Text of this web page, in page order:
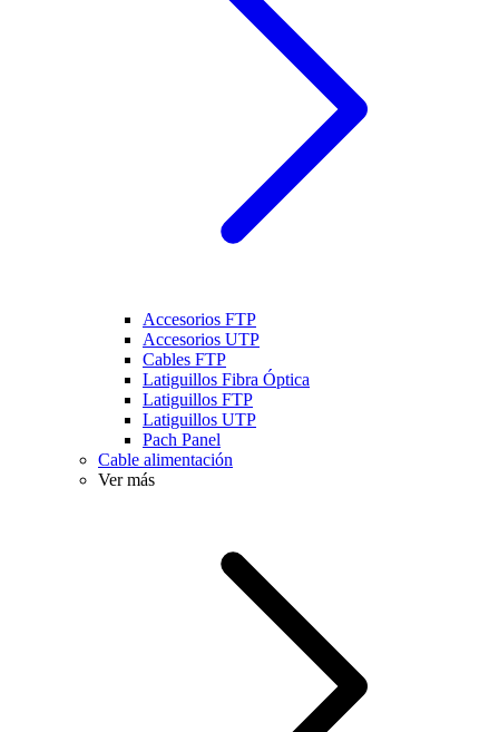
Accesorios FTP
Accesorios UTP
Cables FTP
Latiguillos Fibra Óptica
Latiguillos FTP
Latiguillos UTP
Pach Panel
Cable alimentación
Ver más